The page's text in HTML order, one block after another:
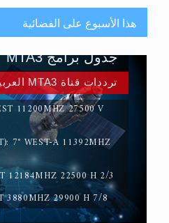
حقيقة المسيح الدجال
هذا الأسبوع على الفضائية
ترددات قناة MTA3 العربية:
11200MHZ 27500 V
7° WEST-A 11392MHZ
12184MHZ 22500 H 2/3
3880MHZ 29900 H 7/8
جدول برامج MTA3